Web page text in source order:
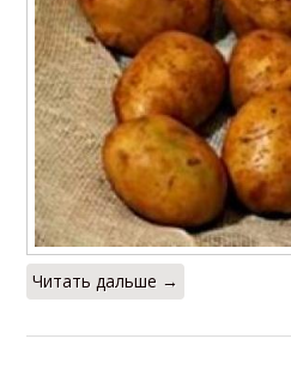
Читать дальше →